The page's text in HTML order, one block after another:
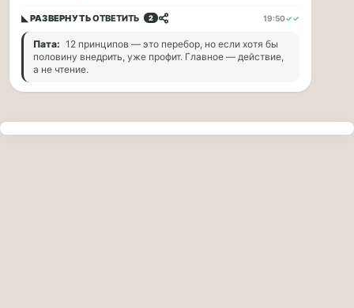
16.08
|
16:00
Петр
один
◣ РАЗВЕРНУТЬОТВЕТИТЬ 2 19:50✓✓
Пата: 12 принципов — это перебор, но если хотя бы
половину внедрить, уже профит. Главное — действие,
а не чтение.